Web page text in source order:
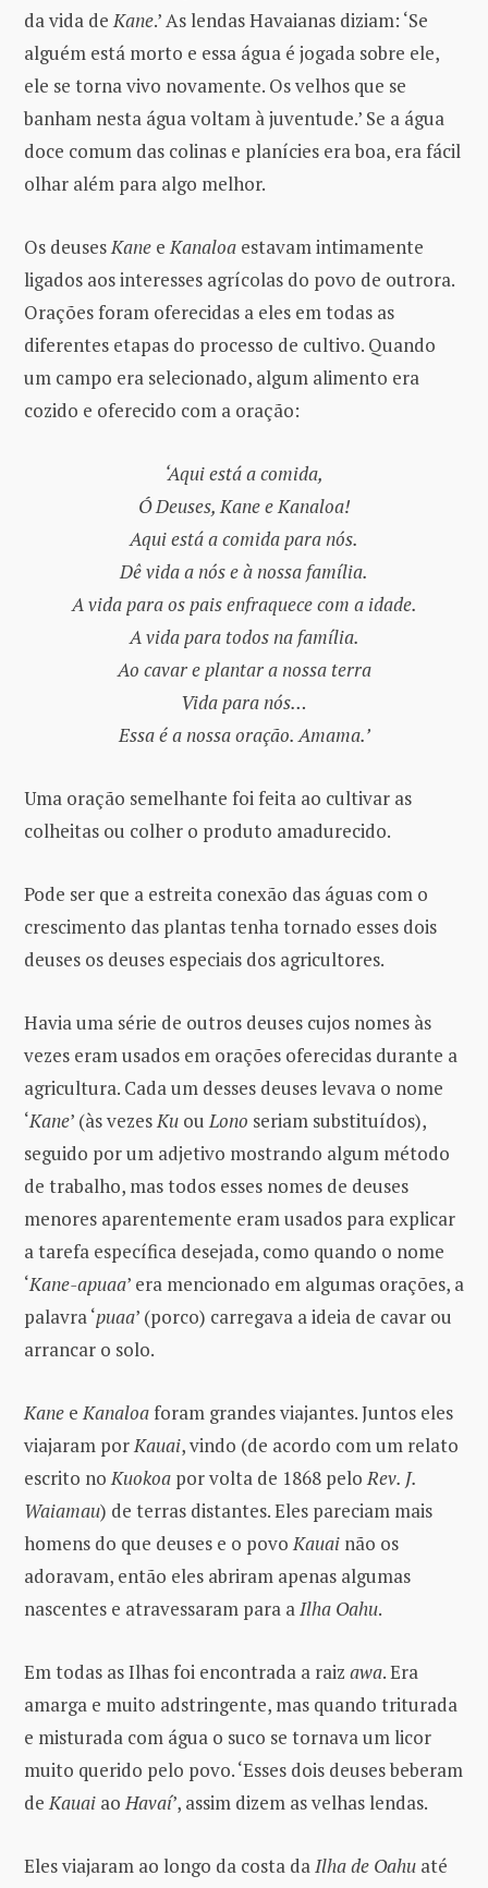
da vida deKane.’ As lendas Havaianas diziam: ‘Se
alguém está morto e essa água é jogada sobre ele,
ele se torna vivo novamente. Os velhos que se
banham nesta água voltam à juventude.’ Se a água
doce comum das colinas e planícies era boa, era fácil
olhar além para algo melhor.
Os deusesKane eKanaloa estavam intimamente
ligados aos interesses agrícolas do povo de outrora.
Orações foram oferecidas a eles em todas as
diferentes etapas do processo de cultivo. Quando
um campo era selecionado, algum alimento era
cozido e oferecido com a oração:
‘Aqui está a comida,
Ó Deuses, Kane e Kanaloa!
Aqui está a comida para nós.
Dê vida a nós e à nossa família.
A vida para os pais enfraquece com a idade.
A vida para todos na família.
Ao cavar e plantar a nossa terra
Vida para nós…
Essa é a nossa oração. Amama.’
Uma oração semelhante foi feita ao cultivar as
colheitas ou colher o produto amadurecido.
Pode ser que a estreita conexão das águas com o
crescimento das plantas tenha tornado esses dois
deuses os deuses especiais dos agricultores.
Havia uma série de outros deuses cujos nomes às
vezes eram usados ​​em orações oferecidas durante a
agricultura. Cada um desses deuses levava o nome
‘Kane’ (às vezesKu ouLono seriam substituídos),
seguido por um adjetivo mostrando algum método
de trabalho, mas todos esses nomes de deuses
menores aparentemente eram usados ​​para explicar
a tarefa específica desejada, como quando o nome
‘Kane-apuaa’ era mencionado em algumas orações, a
palavra ‘puaa’ (porco) carregava a ideia de cavar ou
arrancar o solo.
Kane eKanaloaforam grandes viajantes. Juntos eles
viajaram porKauai, vindo (de acordo com um relato
escrito noKuokoa por volta de 1868 peloRev. J.
Waiamau) de terras distantes. Eles pareciam mais
homens do que deuses e o povoKauai não os
adoravam, então eles abriram apenas algumas
nascentes e atravessaram para aIlha Oahu.
Em todas as Ilhas foi encontrada a raiz awa. Era
amarga e muito adstringente, mas quando triturada
e misturada com água o suco se tornava um licor
muito querido pelo povo. ‘Esses dois deuses beberam
deKauai aoHavaí’, assim dizem as velhas lendas.
Eles viajaram ao longo da costa daIlha de Oahu até